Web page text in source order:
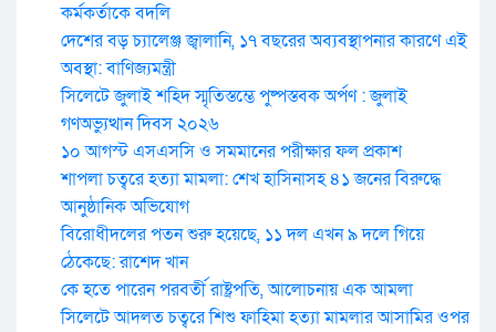
কর্মকর্তাকে বদলি
দেশের বড় চ্যালেঞ্জ জ্বালানি, ১৭ বছরের অব্যবস্থাপনার কারণে এই
অবস্থা: বাণিজ্যমন্ত্রী
সিলেটে জুলাই শহিদ স্মৃতিস্তম্ভে পুষ্পস্তবক অর্পণ : জুলাই
গণঅভ্যুত্থান দিবস ২০২৬
১০ আগস্ট এসএসসি ও সমমানের পরীক্ষার ফল প্রকাশ
শাপলা চত্বরে হত্যা মামলা: শেখ হাসিনাসহ ৪১ জনের বিরুদ্ধে
আনুষ্ঠানিক অভিযোগ
বিরোধীদলের পতন শুরু হয়েছে, ১১ দল এখন ৯ দলে গিয়ে
ঠেকেছে: রাশেদ খান
কে হতে পারেন পরবর্তী রাষ্ট্রপতি, আলোচনায় এক আমলা
সিলেটে আদলত চত্বরে শিশু ফাহিমা হত্যা মামলার আসামির ওপর